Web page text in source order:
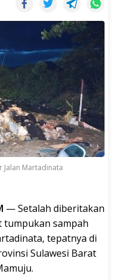
Martadinata
— Setalah diberitakan
sampah
tepatnya di
Sulawesi Barat